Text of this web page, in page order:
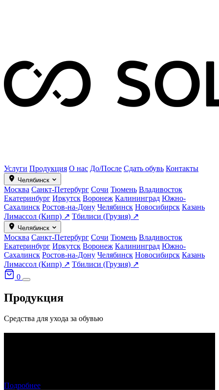
Услуги Продукция О нас До/После Сдать обувь Контакты
Челябинск
Москва Санкт-Петербург Сочи Тюмень Владивосток
Екатеринбург Иркутск Воронеж Калининград Южно-
Сахалинск Ростов-на-Дону Челябинск Новосибирск Казань
Лимассол (Кипр) ↗ Тбилиси (Грузия) ↗
Челябинск
Москва Санкт-Петербург Сочи Тюмень Владивосток
Екатеринбург Иркутск Воронеж Калининград Южно-
Сахалинск Ростов-на-Дону Челябинск Новосибирск Казань
Лимассол (Кипр) ↗ Тбилиси (Грузия) ↗
0
Продукция
Средства для ухода за обувью
Подробнее